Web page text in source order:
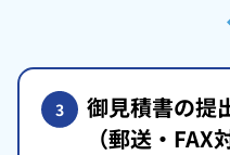
3 御見積書の提
（郵送・FAX